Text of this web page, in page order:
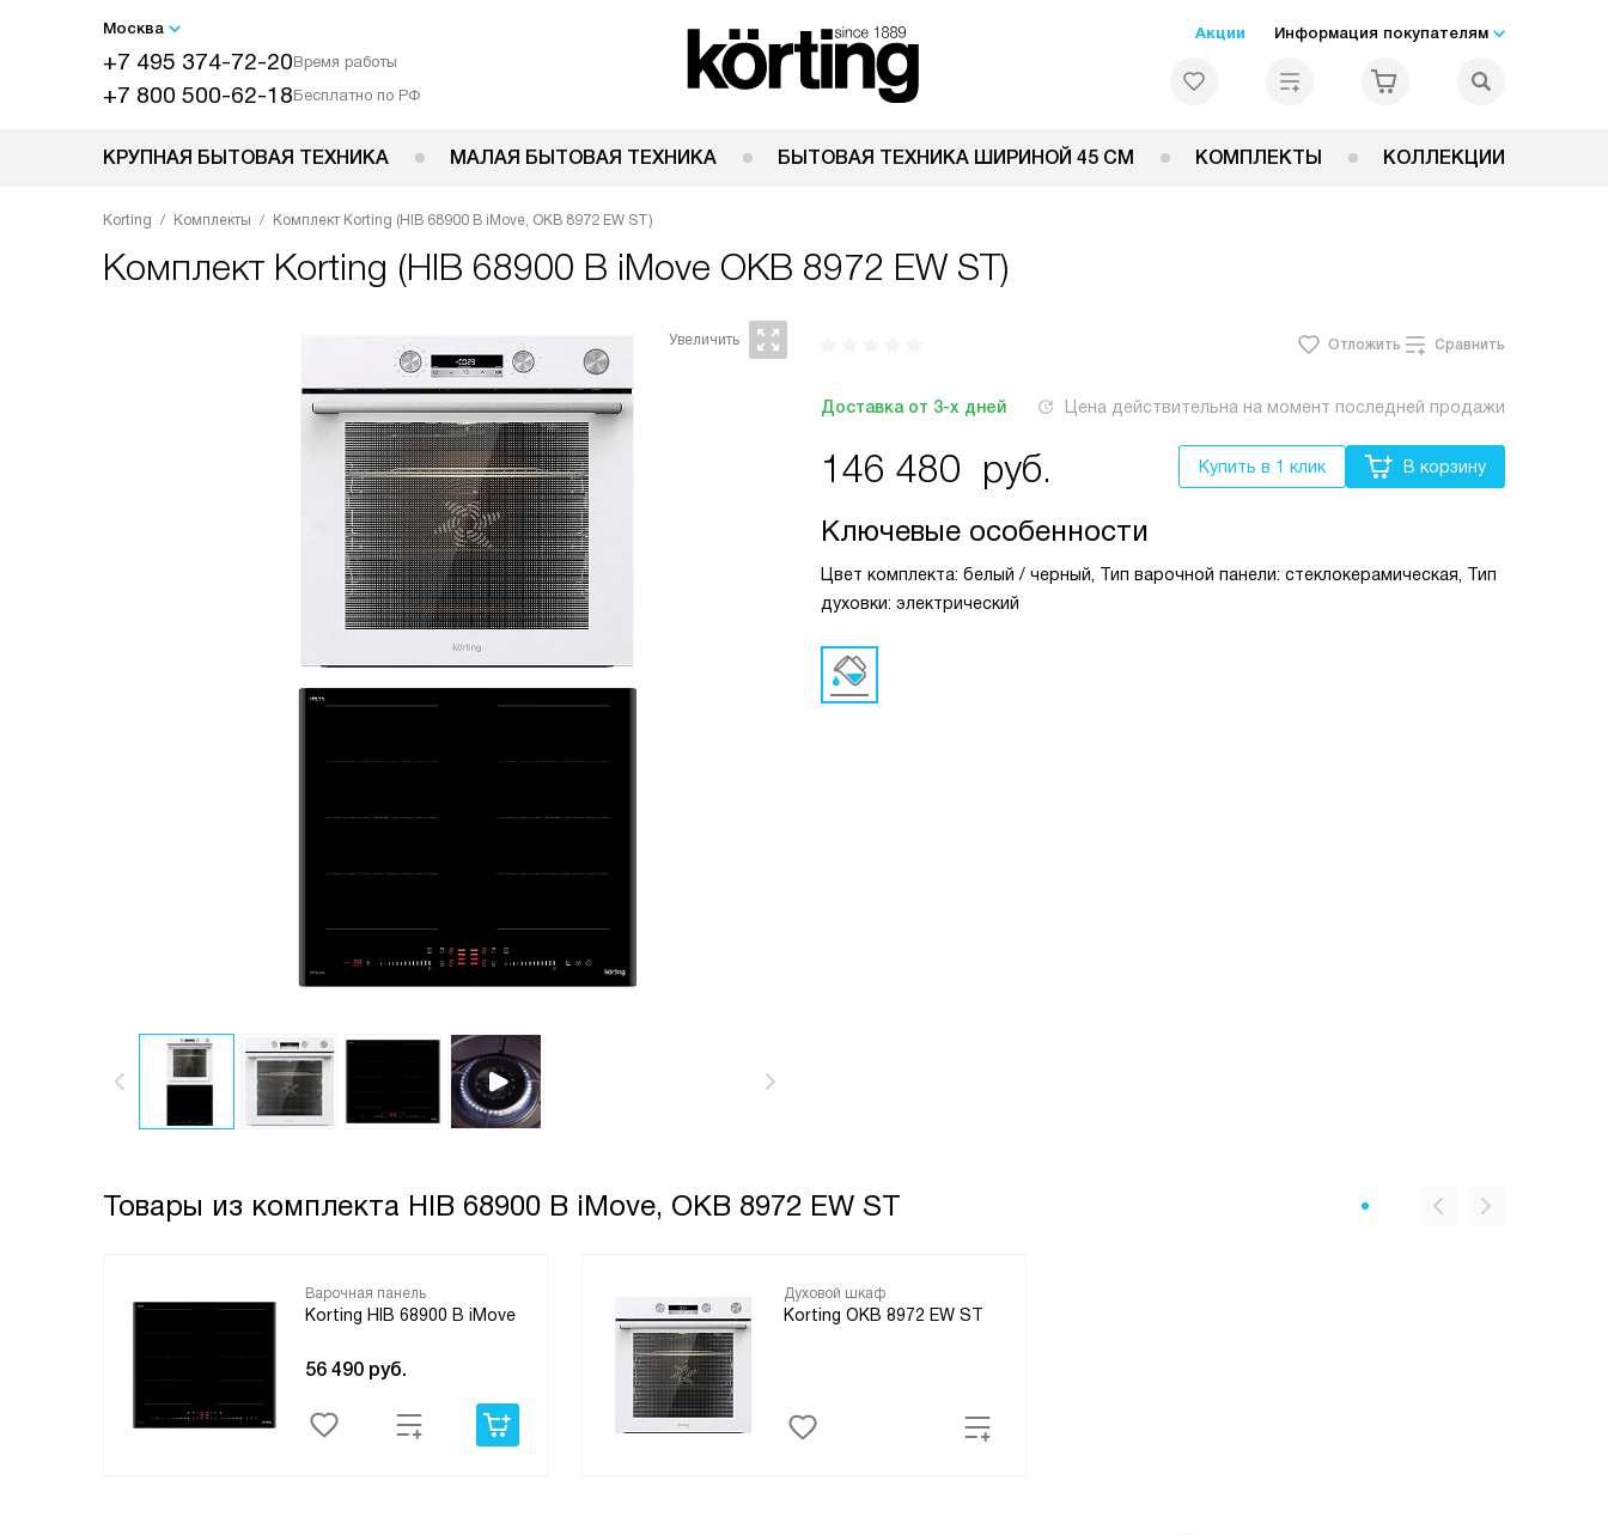
Москва
+7 495 374-72-20Время работы
+7 800 500-62-18Бесплатно по РФ
Акции Информация покупателям
КРУПНАЯ БЫТОВАЯ ТЕХНИКА МАЛАЯ БЫТОВАЯ ТЕХНИКА БЫТОВАЯ ТЕХНИКА ШИРИНОЙ 45 СМ КОМПЛЕКТЫ КОЛЛЕКЦИИ
Korting Комплекты Комплект Korting (HIB 68900 B iMove, OKB 8972 EW ST)
Комплект Korting (HIB 68900 B iMove OKB 8972 EW ST)
Отложить Сравнить
Доставка от 3-х дней Цена действительна на момент последней продажи
146 480 руб. Купить в 1 клик В корзину
Ключевые особенности
Цвет комплекта: белый / черный, Тип варочной панели: стеклокерамическая, Тип
духовки: электрический
Товары из комплекта HIB 68900 B iMove, OKB 8972 EW ST
Варочная панель
Korting HIB 68900 B iMove
56 490 руб.
Духовой шкаф
Korting OKB 8972 EW ST